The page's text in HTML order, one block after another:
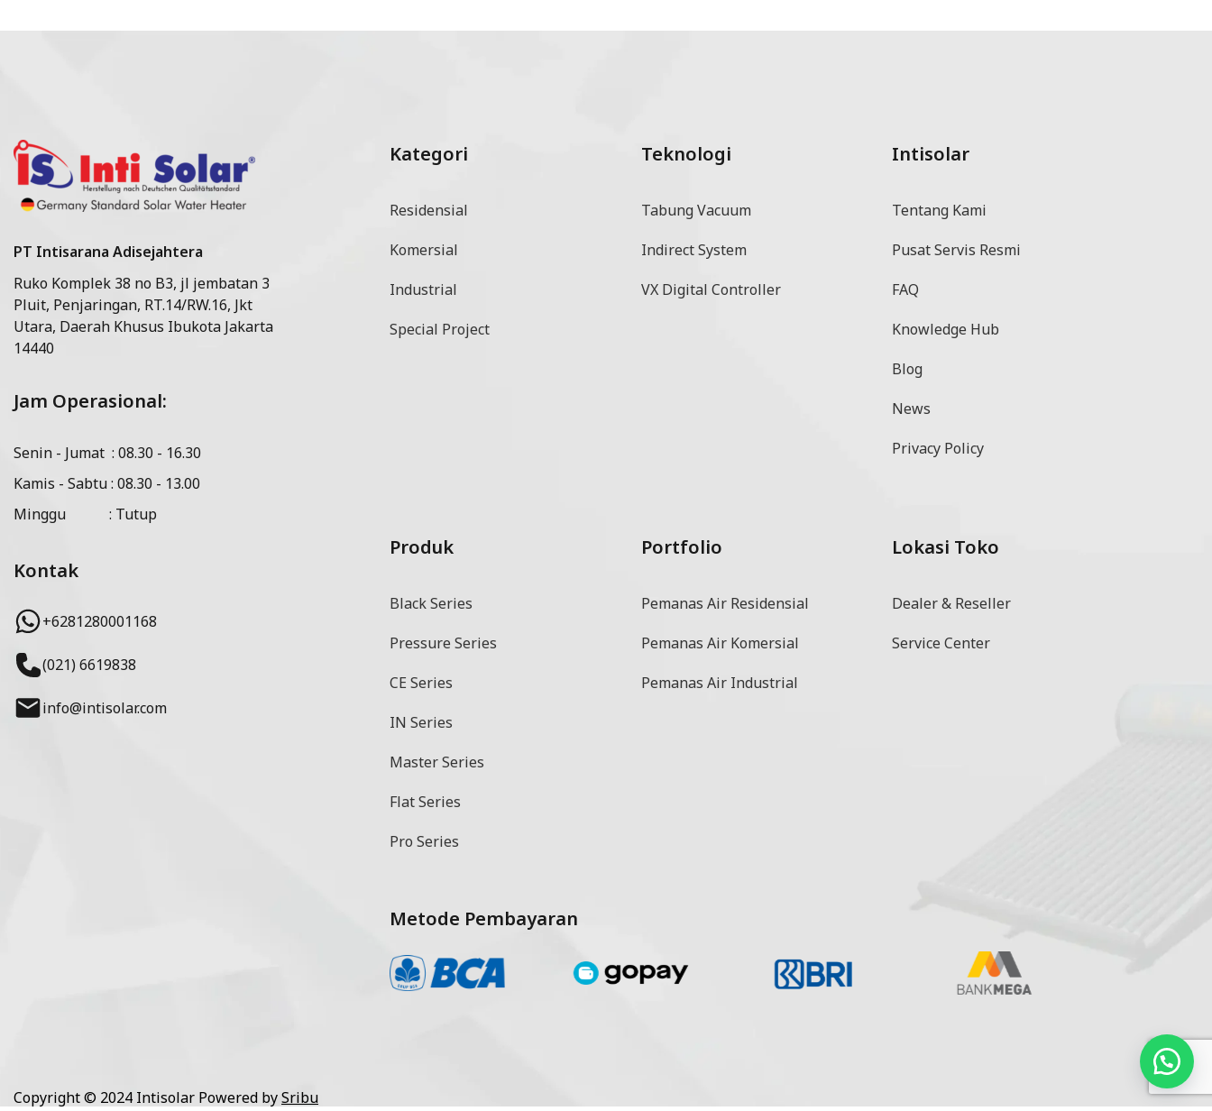
PT Intisarana Adisejahtera
Ruko Komplek 38 no B3, jl jembatan 3
Pluit, Penjaringan, RT.14/RW.16, Jkt
Utara, Daerah Khusus Ibukota Jakarta
14440
Jam Operasional:
Senin - Jumat : 08.30 - 16.30
Kamis - Sabtu : 08.30 - 13.00
Minggu : Tutup
Kontak
+6281280001168
(021) 6619838
info@intisolar.com
Kategori
Residensial
Komersial
Industrial
Special Project
Teknologi
Tabung Vacuum
Indirect System
VX Digital Controller
Intisolar
Tentang Kami
Pusat Servis Resmi
FAQ
Knowledge Hub
Blog
News
Privacy Policy
Produk
Black Series
Pressure Series
CE Series
IN Series
Master Series
Flat Series
Pro Series
Portfolio
Pemanas Air Residensial
Pemanas Air Komersial
Pemanas Air Industrial
Lokasi Toko
Dealer & Reseller
Service Center
Metode Pembayaran
Copyright © 2024 Intisolar Powered bySribu